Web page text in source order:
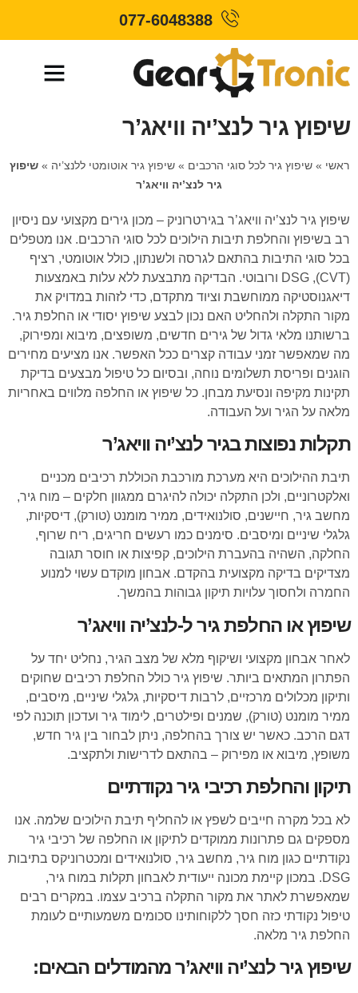
077-6048388
שיפוץ גיר לנצ’יה וויאג’ר
ראשי »שיפוץ גיר לכל סוגי הרכבים »שיפוץ גיר אוטומטי ללנצ’יה »שיפוץ
גיר לנצ’יה וויאג’ר
שיפוץ גיר לנצ’יה וויאג’ר בגירטרוניק – מכון גירים מקצועי עם ניסיון
רב בשיפוץ והחלפת תיבות הילוכים לכל סוגי הרכבים. אנו מטפלים
בכל סוגי התיבות בהתאם לגרסה ולשנתון, כולל אוטומטי, רציף
(CVT), DSG ורובוטי. הבדיקה מתבצעת ללא עלות באמצעות
דיאגנוסטיקה ממוחשבת וציוד מתקדם, כדי לזהות במדויק את
מקור התקלה ולהחליט האם נכון לבצע שיפוץ יסודי או החלפת גיר.
ברשותנו מלאי גדול של גירים חדשים, משופצים, מיבוא ומפירוק,
מה שמאפשר זמני עבודה קצרים ככל האפשר. אנו מציעים מחירים
הוגנים ופריסת תשלומים נוחה, ובסיום כל טיפול מבצעים בדיקת
תקינות מקיפה ונסיעת מבחן. כל שיפוץ או החלפה מלווים באחריות
מלאה על הגיר ועל העבודה.
תקלות נפוצות בגיר לנצ’יה וויאג’ר
תיבת ההילוכים היא מערכת מורכבת הכוללת רכיבים מכניים
ואלקטרוניים, ולכן התקלה יכולה להיגרם ממגוון חלקים – מוח גיר,
מחשב גיר, חיישנים, סולנואידים, ממיר מומנט (טורק), דיסקיות,
גלגלי שיניים ומיסבים. סימנים כמו רעשים חריגים, ריח שרוף,
החלקה, השהיה בהעברת הילוכים, קפיצות או חוסר תגובה
מצדיקים בדיקה מקצועית בהקדם. אבחון מוקדם עשוי למנוע
החמרה ולחסוך עלויות תיקון גבוהות בהמשך.
שיפוץ או החלפת גיר ל-לנצ’יה וויאג’ר
לאחר אבחון מקצועי ושיקוף מלא של מצב הגיר, נחליט יחד על
הפתרון המתאים ביותר. שיפוץ גיר כולל החלפת רכיבים שחוקים
ותיקון מכלולים מרכזיים, לרבות דיסקיות, גלגלי שיניים, מיסבים,
ממיר מומנט (טורק), שמנים ופילטרים, לימוד גיר ועדכון תוכנה לפי
דגם הרכב. כאשר יש צורך בהחלפה, ניתן לבחור בין גיר חדש,
משופץ, מיבוא או מפירוק – בהתאם לדרישות ולתקציב.
תיקון והחלפת רכיבי גיר נקודתיים
לא בכל מקרה חייבים לשפץ או להחליף תיבת הילוכים שלמה. אנו
מספקים גם פתרונות ממוקדים לתיקון או החלפה של רכיבי גיר
נקודתיים כגון מוח גיר, מחשב גיר, סולנואידים ומכטרוניקס בתיבות
DSG. במכון קיימת מכונה ייעודית לאבחון תקלות במוח גיר,
שמאפשרת לאתר את מקור התקלה ברכיב עצמו. במקרים רבים
טיפול נקודתי כזה חסך ללקוחותינו סכומים משמעותיים לעומת
החלפת גיר מלאה.
שיפוץ גיר לנצ’יה וויאג’ר מהמודלים הבאים: